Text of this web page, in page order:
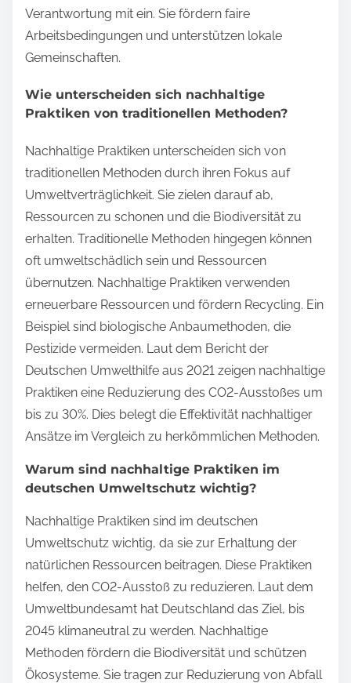
Verantwortung mit ein. Sie fördern faire
Arbeitsbedingungen und unterstützen lokale
Gemeinschaften.
Wie unterscheiden sich nachhaltige
Praktiken von traditionellen Methoden?
Nachhaltige Praktiken unterscheiden sich von
traditionellen Methoden durch ihren Fokus auf
Umweltverträglichkeit. Sie zielen darauf ab,
Ressourcen zu schonen und die Biodiversität zu
erhalten. Traditionelle Methoden hingegen können
oft umweltschädlich sein und Ressourcen
übernutzen. Nachhaltige Praktiken verwenden
erneuerbare Ressourcen und fördern Recycling. Ein
Beispiel sind biologische Anbaumethoden, die
Pestizide vermeiden. Laut dem Bericht der
Deutschen Umwelthilfe aus 2021 zeigen nachhaltige
Praktiken eine Reduzierung des CO2-Ausstoßes um
bis zu 30%. Dies belegt die Effektivität nachhaltiger
Ansätze im Vergleich zu herkömmlichen Methoden.
Warum sind nachhaltige Praktiken im
deutschen Umweltschutz wichtig?
Nachhaltige Praktiken sind im deutschen
Umweltschutz wichtig, da sie zur Erhaltung der
natürlichen Ressourcen beitragen. Diese Praktiken
helfen, den CO2-Ausstoß zu reduzieren. Laut dem
Umweltbundesamt hat Deutschland das Ziel, bis
2045 klimaneutral zu werden. Nachhaltige
Methoden fördern die Biodiversität und schützen
Ökosysteme. Sie tragen zur Reduzierung von Abfall